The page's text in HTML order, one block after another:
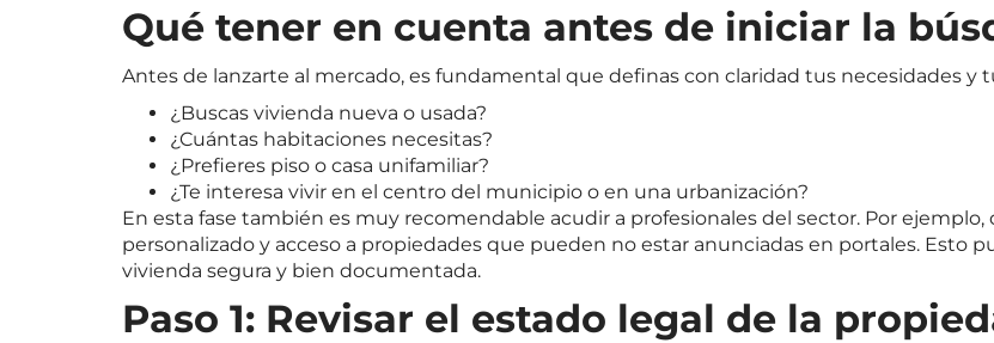
Qué tener en cuenta antes de iniciar la
Antes de lanzarte al mercado, es fundamental que definas con claridad tus necesidades y
¿Buscas vivienda nueva o usada?
¿Cuántas habitaciones necesitas?
¿Prefieres piso o casa unifamiliar?
¿Te interesa vivir en el centro del municipio o en una urbanización?
En esta fase también es muy recomendable acudir a profesionales del sector. Por ejemplo,
personalizado y acceso a propiedades que pueden no estar anunciadas en portales. Esto
vivienda segura y bien documentada.
Paso 1: Revisar el estado legal de la